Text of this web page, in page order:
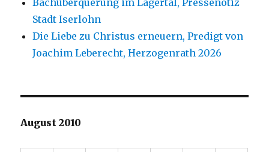
Stadt Iserlohn
Die Liebe zu Christus erneuern, Predigt von
Joachim Leberecht, Herzogenrath 2026
August 2010